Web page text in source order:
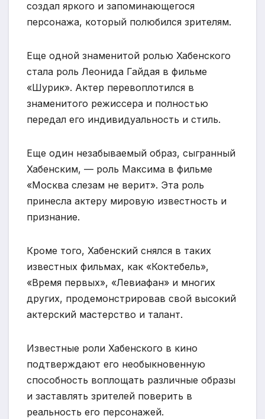
создал яркого и запоминающегося
персонажа, который полюбился зрителям.
Еще одной знаменитой ролью Хабенского
стала роль Леонида Гайдая в фильме
«Шурик». Актер перевоплотился в
знаменитого режиссера и полностью
передал его индивидуальность и стиль.
Еще один незабываемый образ, сыгранный
Хабенским, — роль Максима в фильме
«Москва слезам не верит». Эта роль
принесла актеру мировую известность и
признание.
Кроме того, Хабенский снялся в таких
известных фильмах, как «Коктебель»,
«Время первых», «Левиафан» и многих
других, продемонстрировав свой высокий
актерский мастерство и талант.
Известные роли Хабенского в кино
подтверждают его необыкновенную
способность воплощать различные образы
и заставлять зрителей поверить в
реальность его персонажей.